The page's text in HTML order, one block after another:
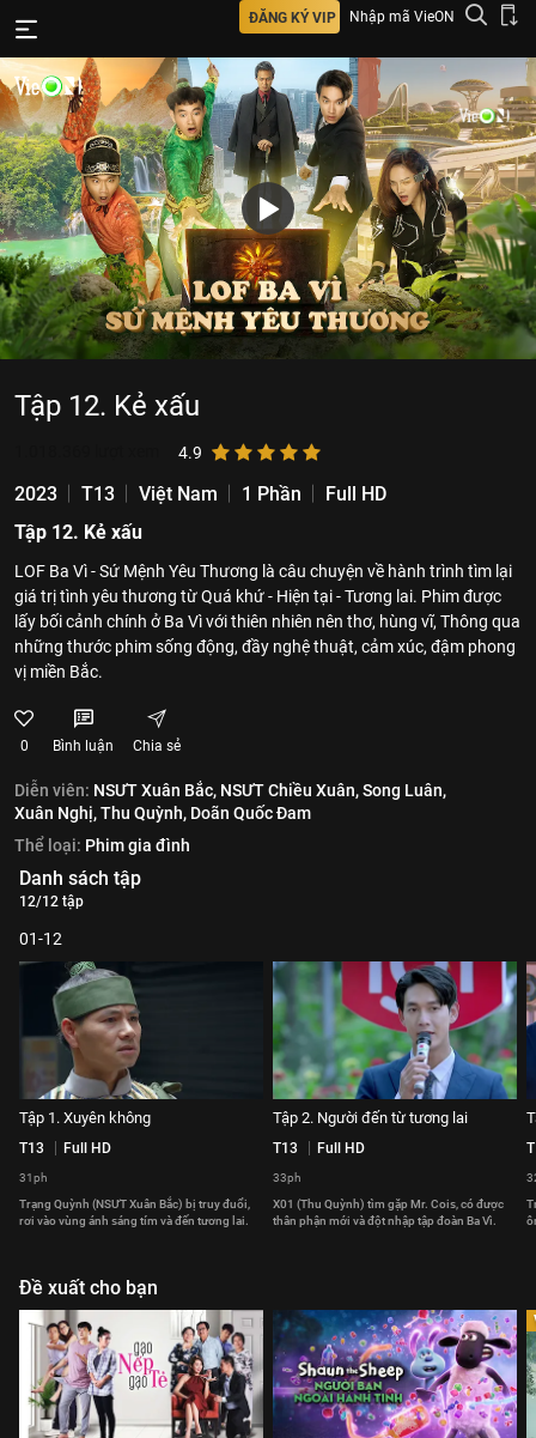
ĐĂNG KÝ VIP Nhập mã VieON
Tập 12. Kẻ xấu
4.9
2023 T13 Việt Nam 1 Phần
Full HD
Tập 12. Kẻ xấu
LOF Ba Vì - Sứ Mệnh Yêu Thương là câu chuyện về hành trình tìm lại
giá trị tình yêu thương từ Quá khứ - Hiện tại - Tương lai. Phim được
lấy bối cảnh chính ở Ba Vì với thiên nhiên nên thơ, hùng vĩ, Thông qua
những thước phim sống động, đầy nghệ thuật, cảm xúc, đậm phong
vị miền Bắc.
0 Bình luận Chia sẻ
Diễn viên: NSƯT Xuân Bắc, NSƯT Chiều Xuân,Song Luân,
Xuân Nghị,Thu Quỳnh, Doãn Quốc Đam
Thể loại: Phim gia đình
Danh sách tập
12/12 tập
01-12
Tập 1. Xuyên không
T13 Full HD
31ph
Trạng Quỳnh (NSƯT Xuân Bắc) bị truy đuổi,
rơi vào vùng ánh sáng tím và đến tương lai.
Tập 2. Người đến từ tương lai
T13 Full HD
33ph
X01 (Thu Quỳnh) tìm gặp Mr. Cois, có được
thân phận mới và đột nhập tập đoàn Ba Vì.
Đề xuất cho bạn